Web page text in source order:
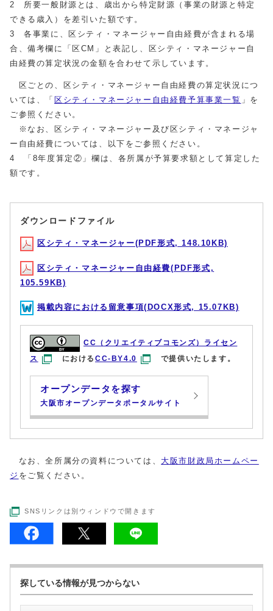
2 所要一般財源とは、歳出から特定財源（事業の財源と特定
できる歳入）を差引いた額です。
3 各事業に、区シティ・マネージャー自由経費が含まれる場
合、備考欄に「区CM」と表記し、区シティ・マネージャー自
由経費の算定状況の金額を合わせて示しています。
区ごとの、区シティ・マネージャー自由経費の算定状況につ
いては、「 区シティ・マネージャー自由経費予算事業一覧 」を
ご参照ください。
※なお、区シティ・マネージャー及び区シティ・マネージャ
ー自由経費については、以下をご参照ください。
4 「8年度算定②」欄は、各所属が予算要求額として算定した
額です。
ダウンロードファイル
区シティ・マネージャー(PDF形式, 148.10KB)
区シティ・マネージャー自由経費(PDF形式,
105.59KB)
掲載内容における留意事項(DOCX形式, 15.07KB)
CC（クリエイティブコモンズ）ライセン
ス
におけるCC-BY4.0 で提供いたします。
オープンデータを探す
大阪市オープンデータポータルサイト
なお、全所属分の資料については、 大阪市財政局ホームペー
ジ をご覧ください。
SNSリンクは別ウィンドウで開きます
探している情報が見つからない